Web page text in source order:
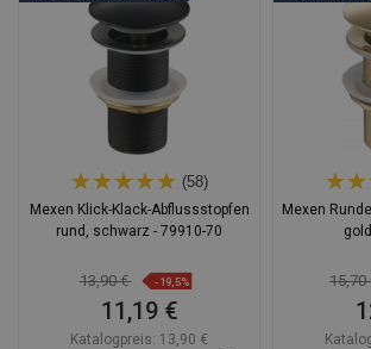
(58)
Mexen Klick-Klack-Abflussstopfen
rund, schwarz - 79910-70
13,90 € -19,5%
11,19 €
Katalogpreis: 13,90 €
Mexen